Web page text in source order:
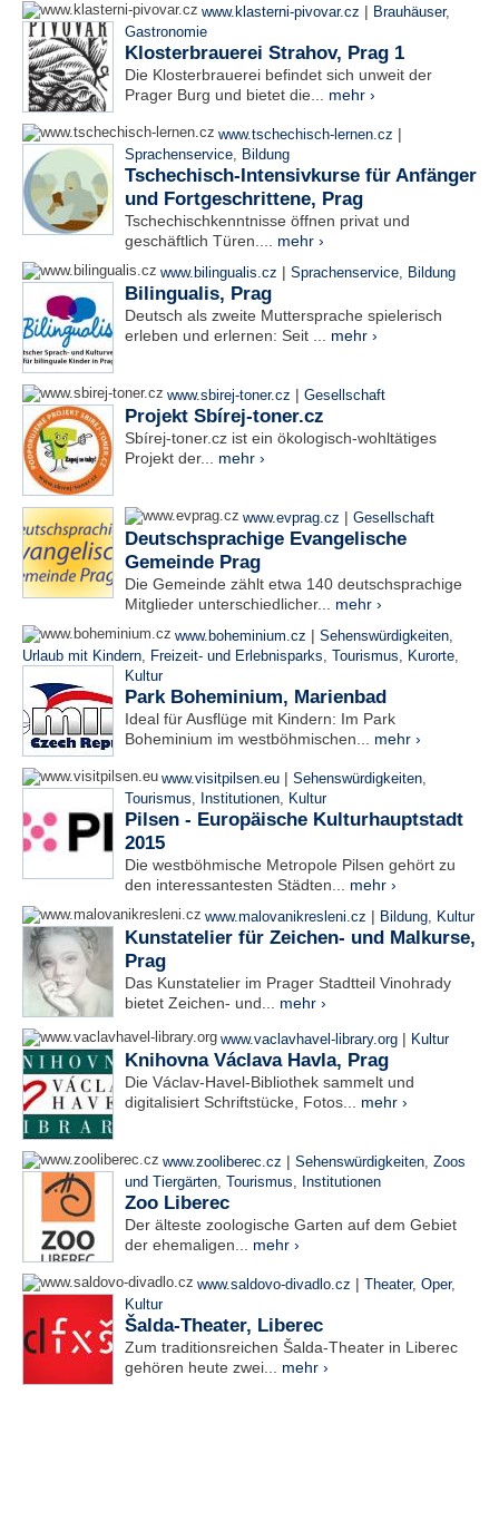
www.klasterni-pivovar.cz | Brauhäuser,
Gastronomie
Klosterbrauerei Strahov, Prag 1
Die Klosterbrauerei befindet sich unweit der
Prager Burg und bietet die... mehr ›
www.tschechisch-lernen.cz |
Sprachenservice, Bildung
Tschechisch-Intensivkurse für Anfänger
und Fortgeschrittene, Prag
Tschechischkenntnisse öffnen privat und
geschäftlich Türen.... mehr ›
www.bilingualis.cz | Sprachenservice, Bildung
Bilingualis, Prag
Deutsch als zweite Muttersprache spielerisch
erleben und erlernen: Seit ... mehr ›
www.sbirej-toner.cz | Gesellschaft
Projekt Sbírej-toner.cz
Sbírej-toner.cz ist ein ökologisch-wohltätiges
Projekt der... mehr ›
www.evprag.cz | Gesellschaft
Deutschsprachige Evangelische
Gemeinde Prag
Die Gemeinde zählt etwa 140 deutschsprachige
Mitglieder unterschiedlicher... mehr ›
www.boheminium.cz | Sehenswürdigkeiten,
Urlaub mit Kindern, Freizeit- und Erlebnisparks, Tourismus, Kurorte,
Kultur
Park Boheminium, Marienbad
Ideal für Ausflüge mit Kindern: Im Park
Boheminium im westböhmischen... mehr ›
www.visitpilsen.eu | Sehenswürdigkeiten,
Tourismus, Institutionen, Kultur
Pilsen - Europäische Kulturhauptstadt
2015
Die westböhmische Metropole Pilsen gehört zu
den interessantesten Städten... mehr ›
www.malovanikresleni.cz | Bildung, Kultur
Kunstatelier für Zeichen- und Malkurse,
Prag
Das Kunstatelier im Prager Stadtteil Vinohrady
bietet Zeichen- und... mehr ›
www.vaclavhavel-library.org | Kultur
Knihovna Václava Havla, Prag
Die Václav-Havel-Bibliothek sammelt und
digitalisiert Schriftstücke, Fotos... mehr ›
www.zooliberec.cz | Sehenswürdigkeiten, Zoos
und Tiergärten, Tourismus, Institutionen
Zoo Liberec
Der älteste zoologische Garten auf dem Gebiet
der ehemaligen... mehr ›
www.saldovo-divadlo.cz | Theater, Oper,
Kultur
Šalda-Theater, Liberec
Zum traditionsreichen Šalda-Theater in Liberec
gehören heute zwei... mehr ›